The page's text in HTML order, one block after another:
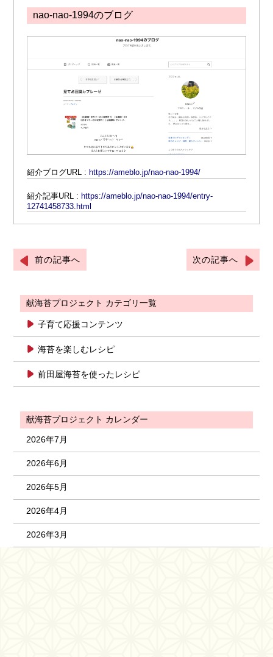
nao-nao-1994のブログ
紹介ブログURL : https://ameblo.jp/nao-nao-1994/
紹介記事URL : https://ameblo.jp/nao-nao-1994/entry-
12741458733.html
前の記事へ 次の記事へ
献海苔プロジェクト カテゴリ一覧
子育て応援コンテンツ
海苔を楽しむレシピ
前田屋海苔を使ったレシピ
献海苔プロジェクト カレンダー
2026年7月
2026年6月
2026年5月
2026年4月
2026年3月